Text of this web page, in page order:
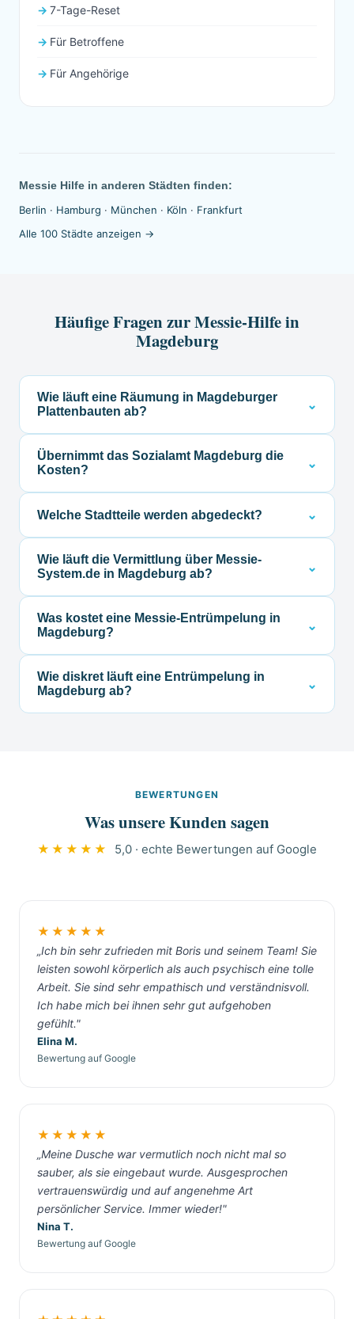
7-Tage-Reset
Für Betroffene
Für Angehörige
Messie Hilfe in anderen Städten finden:
Berlin · Hamburg · München · Köln · Frankfurt
Alle 100 Städte anzeigen →
Häufige Fragen zur Messie-Hilfe in
Magdeburg
Wie läuft eine Räumung in Magdeburger
Plattenbauten ab?
⌄
auf Handtransport eingestellt.
Übernimmt das Sozialamt Magdeburg die
Kosten?
⌄
SGB XII.
Welche Stadtteile werden abgedeckt? ⌄
Altstadt.
Wie läuft die Vermittlung über Messie-
System.de in Magdeburg ab?
⌄
Messie-System.de innerhalb von 24 Stunden mit
entscheiden dann, ob und wann der Fachbetrieb
Was kostet eine Messie-Entrümpelung in
Magdeburg?
⌄
Preis schätzen wir vorab transparent und
Wie diskret läuft eine Entrümpelung in
Magdeburg ab?
⌄
Einsatzes. Diskretion ist bei Messie-Situationen
selbstverständlich, in Magdeburg wie überall.
BEWERTUNGEN
Was unsere Kunden sagen
★★★★★ 5,0 · echte Bewertungen auf Google
★★★★★
„Ich bin sehr zufrieden mit Boris und seinem Team! Sie
leisten sowohl körperlich als auch psychisch eine tolle
Arbeit. Sie sind sehr empathisch und verständnisvoll.
Ich habe mich bei ihnen sehr gut aufgehoben
gefühlt."
Elina M.
Bewertung auf Google
★★★★★
„Meine Dusche war vermutlich noch nicht mal so
sauber, als sie eingebaut wurde. Ausgesprochen
vertrauenswürdig und auf angenehme Art
persönlicher Service. Immer wieder!"
Nina T.
Bewertung auf Google